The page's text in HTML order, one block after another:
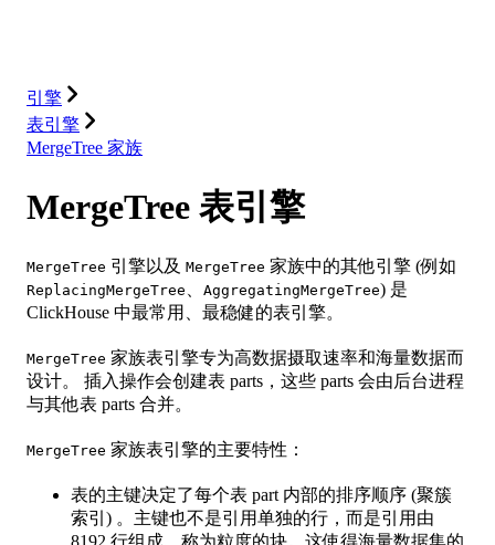
引擎
表引擎
MergeTree 家族
MergeTree 表引擎
MergeTree 引擎以及 MergeTree 家族中的其他引擎 (例如
ReplacingMergeTree 、 AggregatingMergeTree) 是
ClickHouse 中最常用、最稳健的表引擎。
MergeTree 家族表引擎专为高数据摄取速率和海量数据而
设计。 插入操作会创建表 parts，这些 parts 会由后台进程
与其他表 parts 合并。
MergeTree 家族表引擎的主要特性：
表的主键决定了每个表 part 内部的排序顺序 (聚簇
索引) 。主键也不是引用单独的行，而是引用由